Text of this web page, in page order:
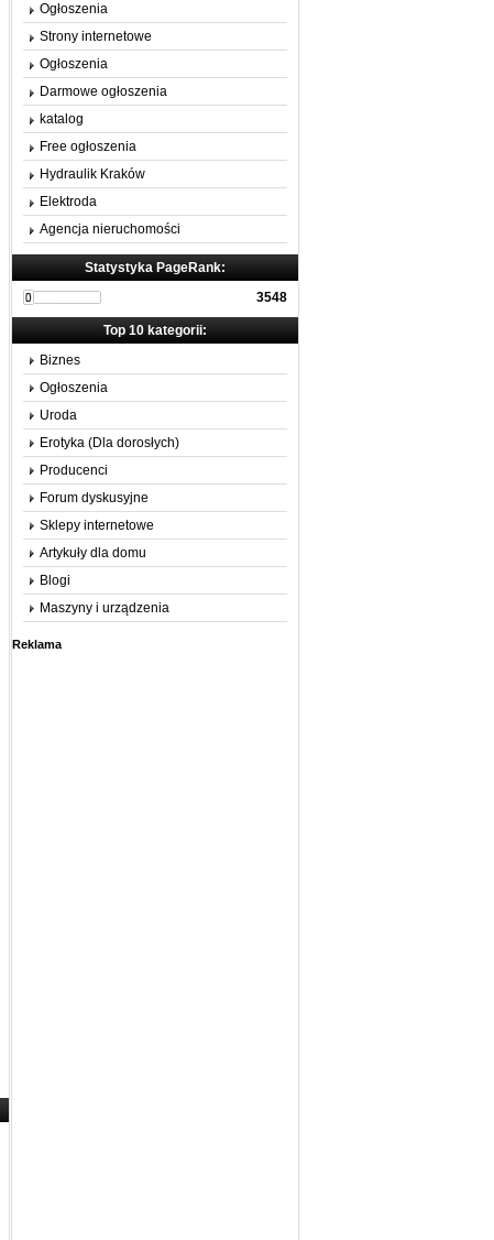
Ogłoszenia
Strony internetowe
Ogłoszenia
Darmowe ogłoszenia
katalog
Free ogłoszenia
Hydraulik Kraków
Elektroda
Agencja nieruchomości
Statystyka PageRank:
3548
Top 10 kategorii:
Biznes
Ogłoszenia
Uroda
Erotyka (Dla dorosłych)
Producenci
Forum dyskusyjne
Sklepy internetowe
Artykuły dla domu
Blogi
Maszyny i urządzenia
Reklama